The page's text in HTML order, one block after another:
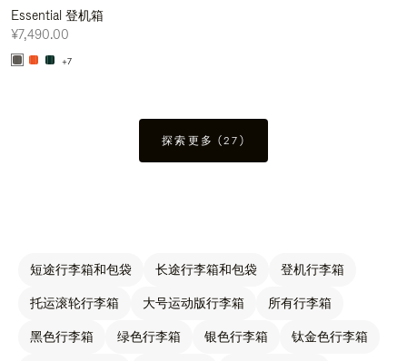
Essential 登机箱
¥7,490.00
+7
探索更多 (27)
短途行李箱和包袋 长途行李箱和包袋 登机行李箱
托运滚轮行李箱 大号运动版行李箱 所有行李箱
黑色行李箱 绿色行李箱 银色行李箱 钛金色行李箱